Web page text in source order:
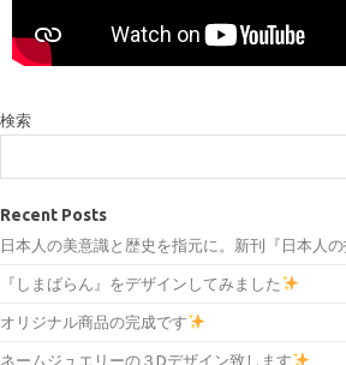
検索
Recent Posts
日本人の美意識と歴史を指元に。新刊『日本人
『しまばらん』をデザインしてみました
オリジナル商品の完成です
ネームジュエリーの３Dデザイン致します